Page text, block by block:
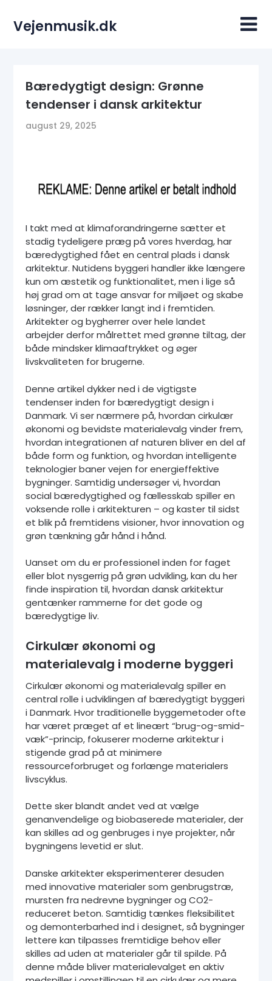
content
Vejenmusik.dk
Bæredygtigt design: Grønne
tendenser i dansk arkitektur
august 29, 2025
I takt med at klimaforandringerne sætter et
stadig tydeligere præg på vores hverdag, har
bæredygtighed fået en central plads i dansk
arkitektur. Nutidens byggeri handler ikke længere
kun om æstetik og funktionalitet, men i lige så
høj grad om at tage ansvar for miljøet og skabe
løsninger, der rækker langt ind i fremtiden.
Arkitekter og bygherrer over hele landet
arbejder derfor målrettet med grønne tiltag, der
både mindsker klimaaftrykket og øger
livskvaliteten for brugerne.
Denne artikel dykker ned i de vigtigste
tendenser inden for bæredygtigt design i
Danmark. Vi ser nærmere på, hvordan cirkulær
økonomi og bevidste materialevalg vinder frem,
hvordan integrationen af naturen bliver en del af
både form og funktion, og hvordan intelligente
teknologier baner vejen for energieffektive
bygninger. Samtidig undersøger vi, hvordan
social bæredygtighed og fællesskab spiller en
voksende rolle i arkitekturen – og kaster til sidst
et blik på fremtidens visioner, hvor innovation og
grøn tænkning går hånd i hånd.
Uanset om du er professionel inden for faget
eller blot nysgerrig på grøn udvikling, kan du her
finde inspiration til, hvordan dansk arkitektur
gentænker rammerne for det gode og
bæredygtige liv.
Cirkulær økonomi og
materialevalg i moderne byggeri
Cirkulær økonomi og materialevalg spiller en
central rolle i udviklingen af bæredygtigt byggeri
i Danmark. Hvor traditionelle byggemetoder ofte
har været præget af et lineært “brug-og-smid-
væk”-princip, fokuserer moderne arkitektur i
stigende grad på at minimere
ressourceforbruget og forlænge materialers
livscyklus.
Dette sker blandt andet ved at vælge
genanvendelige og biobaserede materialer, der
kan skilles ad og genbruges i nye projekter, når
bygningens levetid er slut.
Danske arkitekter eksperimenterer desuden
med innovative materialer som genbrugstræ,
mursten fra nedrevne bygninger og CO2-
reduceret beton. Samtidig tænkes fleksibilitet
og demonterbarhed ind i designet, så bygninger
lettere kan tilpasses fremtidige behov eller
skilles ad uden at materialer går til spilde. På
denne måde bliver materialevalget en aktiv